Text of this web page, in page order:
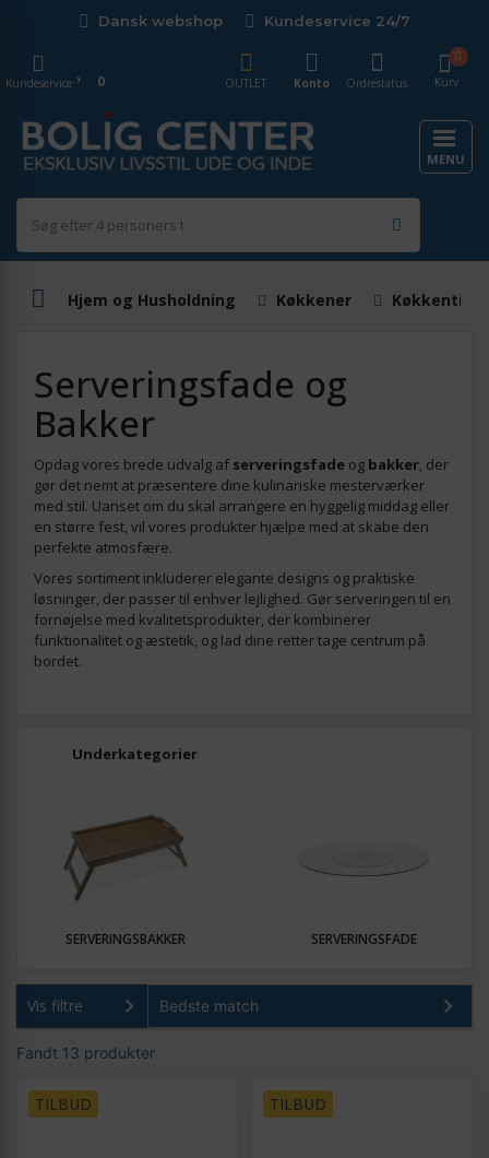
Dansk webshop Kundeservice 24/7
Kurv
0
OUTLET
Konto Ordrestatus
Kundeservice 0
MENU
Hjem og Husholdning Køkkener
Serveringsfade og
Bakker
Opdag vores brede udvalg af serveringsfade og bakker, der
gør det nemt at præsentere dine kulinariske mesterværker
med stil. Uanset om du skal arrangere en hyggelig middag eller
en større fest, vil vores produkter hjælpe med at skabe den
perfekte atmosfære.
Vores sortiment inkluderer elegante designs og praktiske
løsninger, der passer til enhver lejlighed. Gør serveringen til en
fornøjelse med kvalitetsprodukter, der kombinerer
funktionalitet og æstetik, og lad dine retter tage centrum på
bordet.
Underkategorier
SERVERINGSBAKKER SERVERINGSFADE
Vis filtre
Fandt 13 produkter
TILBUD TILBUD